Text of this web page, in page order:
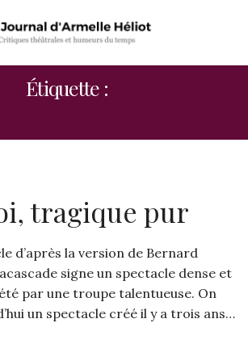
Étiquette :
tragique pur
d’après la version de Bernard
signe un spectacle dense et
par une troupe talentueuse. On
un spectacle créé il y a trois ans…